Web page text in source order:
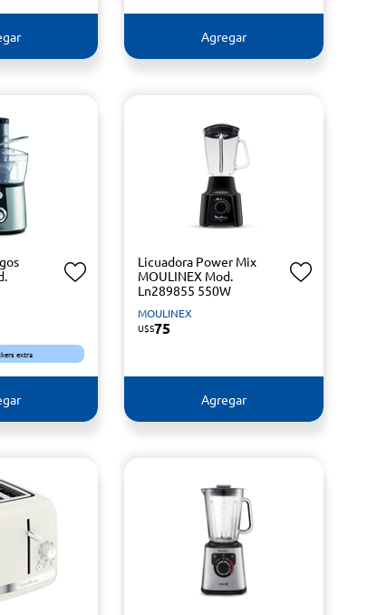
Agregar
extra
Licuadora Power Mix
MOULINEX Mod.
Ln289855 550W
MOULINEX
U$S75
Agregar